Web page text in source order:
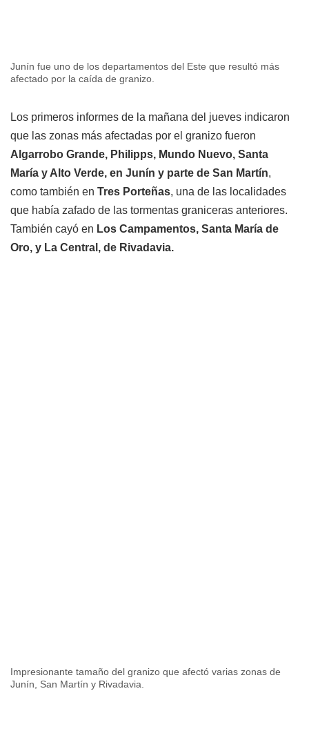
Junín fue uno de los departamentos del Este que resultó más
afectado por la caída de granizo.
Los primeros informes de la mañana del jueves indicaron
que las zonas más afectadas por el granizo fueron
Algarrobo Grande, Philipps, Mundo Nuevo, Santa
María y Alto Verde, en Junín y parte de San Martín,
como también en Tres Porteñas, una de las localidades
que había zafado de las tormentas graniceras anteriores.
También cayó en Los Campamentos, Santa María de
Oro, y La Central, de Rivadavia.
Impresionante tamaño del granizo que afectó varias zonas de
Junín, San Martín y Rivadavia.